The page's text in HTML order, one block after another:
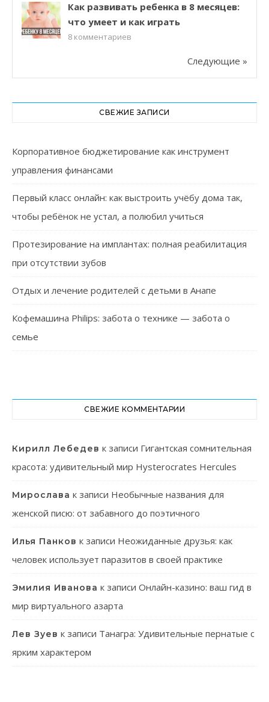
Как развивать ребенка в 8 месяцев:
что умеет и как играть
8 комментариев
Следующие »
СВЕЖИЕ ЗАПИСИ
Корпоративное бюджетирование как инструмент
управления финансами
Первый класс онлайн: как выстроить учёбу дома так,
чтобы ребёнок не устал, а полюбил учиться
Протезирование на имплантах: полная реабилитация
при отсутствии зубов
Отдых и лечение родителей с детьми в Анапе
Кофемашина Philips: забота о технике — забота о
семье
СВЕЖИЕ КОММЕНТАРИИ
Кирилл Лебедев к записи Гигантская сомнительная
красота: удивительный мир Hysterocrates Hercules
Мирослава к записи Необычные названия для
женской писю: от забавного до поэтичного
Илья Панков к записи Неожиданные друзья: как
человек использует паразитов в своей практике
Эмилия Иванова к записи Онлайн-казино: ваш гид в
мир виртуального азарта
Лев Зуев к записи Танагра: Удивительные пернатые с
ярким характером